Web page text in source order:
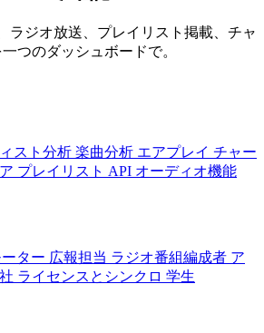
ラジオ放送、プレイリスト掲載、チャ
つのダッシュボードで。
スト分析 楽曲分析 エアプレイ チャー
プレイリスト API オーディオ機能
ター 広報担当 ラジオ番組編成者 ア
ライセンスとシンクロ 学生